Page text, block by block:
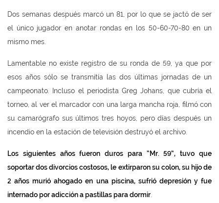
Dos semanas después marcó un 81, por lo que se jactó de ser
el único jugador en anotar rondas en los 50-60-70-80 en un
mismo mes.
Lamentable no existe registro de su ronda de 59, ya que por
esos años sólo se transmitía las dos últimas jornadas de un
campeonato. Incluso el periodista Greg Johans, que cubría el
torneo, al ver el marcador con una larga mancha roja, filmó con
su camarógrafo sus últimos tres hoyos, pero días después un
incendio en la estación de televisión destruyó el archivo.
Los siguientes años fueron duros para “Mr. 59”, tuvo que
soportar dos divorcios costosos, le extirparon su colon, su hijo de
2 años murió ahogado en una piscina, sufrió depresión y fue
internado por adicción a pastillas para dormir